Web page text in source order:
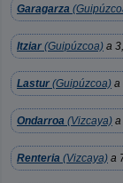
Garagarza
Itziar (Guipúzcoa) a
Lastur (Guipúzcoa) a
Ondarroa (Vizcaya) a
Renteria (Vizcaya) a